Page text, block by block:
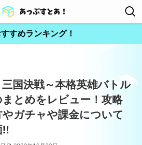
すめランキング！
三国決戦～本格英雄バトル
まとめをレビュー！攻略
やガチャや課金について
!!